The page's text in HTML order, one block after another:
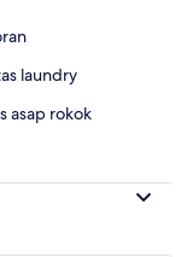
laundry
asap rokok